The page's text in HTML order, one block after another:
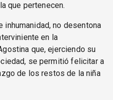
que pertenecen.
inhumanidad, no desentona
en la
que, ejerciendo su
se permitió felicitar a
de los restos de la niña